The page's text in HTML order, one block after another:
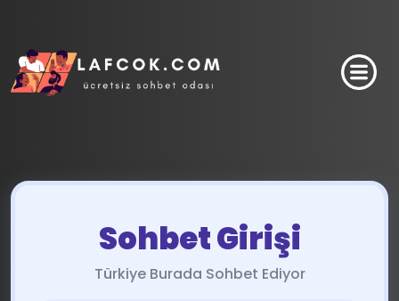
Sohbet Girişi
Türkiye Burada Sohbet Ediyor